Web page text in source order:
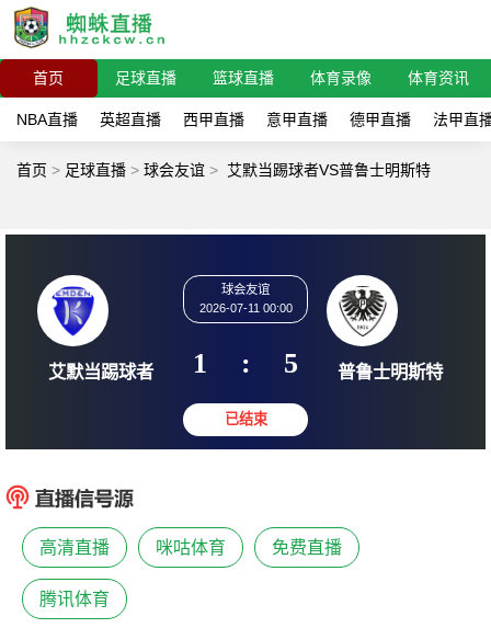
首页 足球直播 篮球直播 体育录像 体育资讯
NBA直播 英超直播 西甲直播 意甲直播 德甲直播 法甲直
首页 > 足球直播 > 球会友谊 > 艾默当踢球者VS普鲁士明斯特
艾默当踢球者
球会友谊
2026-07-11 00:00
1 : 5 普鲁士
高清直播 咪咕体育 免费直播
腾讯体育